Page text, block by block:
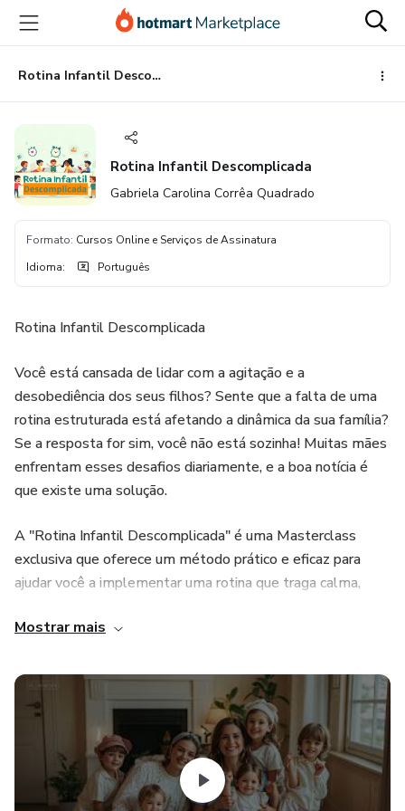
para
conteúdo
principal
para
pagamento
para
rodapé
Rotina Infantil Descomplicada
Rotina Infantil Descomplicada
Gabriela Carolina Corrêa Quadrado
Formato: Cursos Online e Serviços de Assinatura
Idioma: Português
Rotina Infantil Descomplicada
Você está cansada de lidar com a agitação e a
desobediência dos seus filhos? Sente que a falta de uma
rotina estruturada está afetando a dinâmica da sua família?
Se a resposta for sim, você não está sozinha! Muitas mães
enfrentam esses desafios diariamente, e a boa notícia é
que existe uma solução.
A "Rotina Infantil Descomplicada" é uma Masterclass
exclusiva que oferece um método prático e eficaz para
ajudar você a implementar uma rotina que traga calma,
encontro, eu, Gabriela, mãe e especialista em rotina infantil,
minha jornada.
Durante a Masterclass, você vai descobrir:
A importância da rotina para o desenvolvimento emocional
e psicológico das crianças.
Mostrar mais